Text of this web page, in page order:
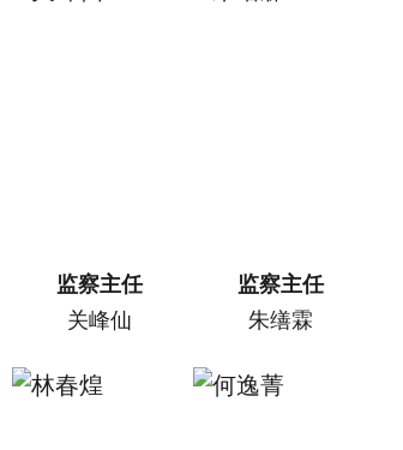
监察主任
关峰仙
监察主任
朱缮霖